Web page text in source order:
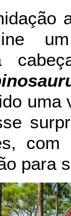
uma
para